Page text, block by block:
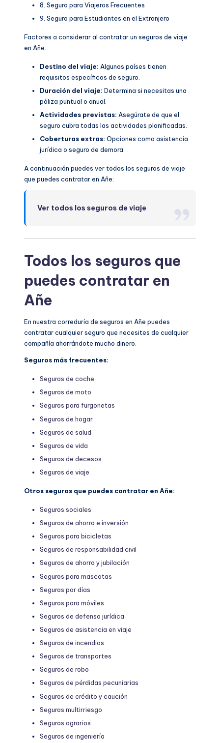
8. Seguro para Viajeros Frecuentes
9. Seguro para Estudiantes en el Extranjero
Factores a considerar al contratar un seguros de viaje
en Añe:
Destino del viaje: Algunos países tienen
requisitos específicos de seguro.
Duración del viaje: Determina si necesitas una
póliza puntual o anual.
Actividades previstas: Asegúrate de que el
seguro cubra todas las actividades planificadas.
Coberturas extras: Opciones como asistencia
jurídica o seguro de demora.
A continuación puedes ver todos los seguros de viaje
que puedes contratar en Añe:
Ver todos los seguros de viaje
Todos los seguros que
puedes contratar en
Añe
En nuestra correduría de seguros en Añe puedes
contratar cualquier seguro que necesites de cualquier
compañía ahorrándote mucho dinero.
Seguros más frecuentes:
Seguros de coche
Seguros de moto
Seguros para furgonetas
Seguros de hogar
Seguros de salud
Seguros de vida
Seguros de decesos
Seguros de viaje
Otros seguros que puedes contratar en Añe:
Seguros sociales
Seguros de ahorro e inversión
Seguros para bicicletas
Seguros de responsabilidad civil
Seguros de ahorro y jubilación
Seguros para mascotas
Seguros por días
Seguros para móviles
Seguros de defensa jurídica
Seguros de asistencia en viaje
Seguros de incendios
Seguros de transportes
Seguros de robo
Seguros de pérdidas pecuniarias
Seguros de crédito y caución
Seguros multirriesgo
Seguros agrarios
Seguros de ingeniería